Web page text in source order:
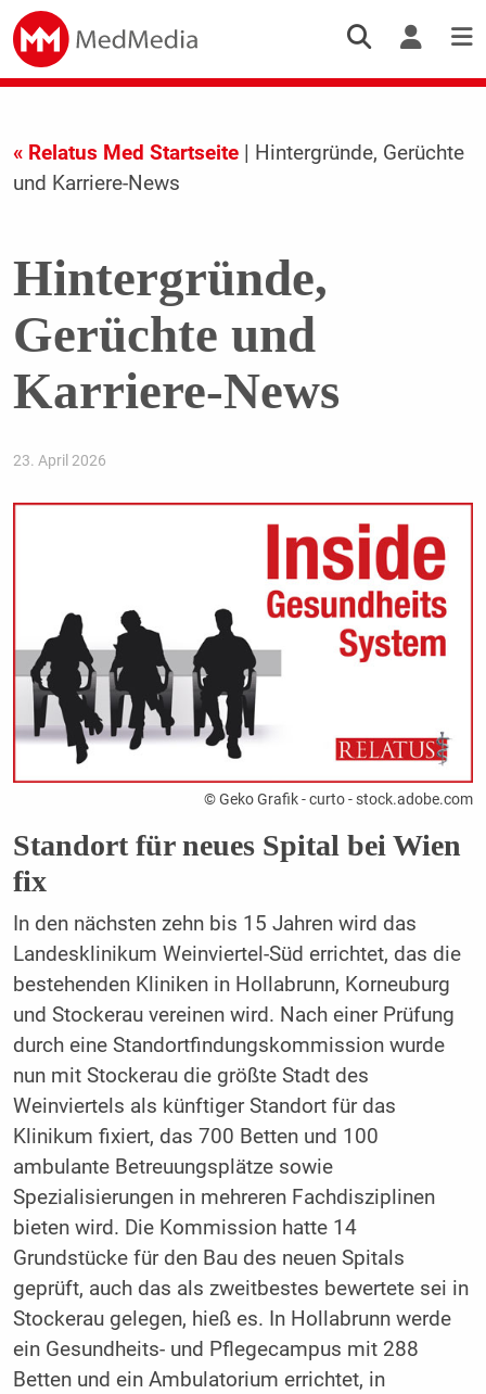
« Relatus Med Startseite| Hintergründe, Gerüchte
und Karriere-News
Hintergründe,
Gerüchte und
Karriere-News
23. April 2026
© Geko Grafik - curto - stock.adobe.com
Standort für neues Spital bei Wien
fix
In den nächsten zehn bis 15 Jahren wird das
Landesklinikum Weinviertel-Süd errichtet, das die
bestehenden Kliniken in Hollabrunn, Korneuburg
und Stockerau vereinen wird. Nach einer Prüfung
durch eine Standortfindungskommission wurde
nun mit Stockerau die größte Stadt des
Weinviertels als künftiger Standort für das
Klinikum fixiert, das 700 Betten und 100
ambulante Betreuungsplätze sowie
Spezialisierungen in mehreren Fachdisziplinen
bieten wird. Die Kommission hatte 14
Grundstücke für den Bau des neuen Spitals
geprüft, auch das als zweitbestes bewertete sei in
Stockerau gelegen, hieß es. In Hollabrunn werde
ein Gesundheits- und Pflegecampus mit 288
Betten und ein Ambulatorium errichtet, in